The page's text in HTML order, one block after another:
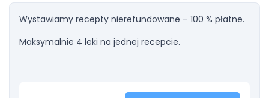
Wystawiamy recepty nierefundowane – 100 % płatne.
Maksymalnie 4 leki na jednej recepcie.